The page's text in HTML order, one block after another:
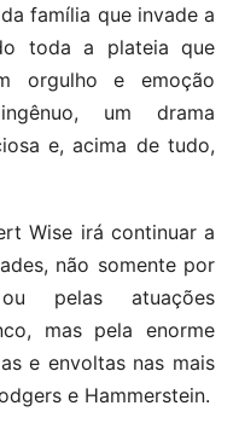
família que invade a
toda a plateia que
orgulho e emoção
um drama
e, acima de tudo,
Wise irá continuar a
não somente por
pelas atuações
mas pela enorme
e envoltas nas mais
e Hammerstein.